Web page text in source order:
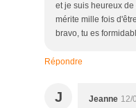
et je suis heureux
mérite mille fois
bravo, tu es
Répondre
J Jeanne 12/